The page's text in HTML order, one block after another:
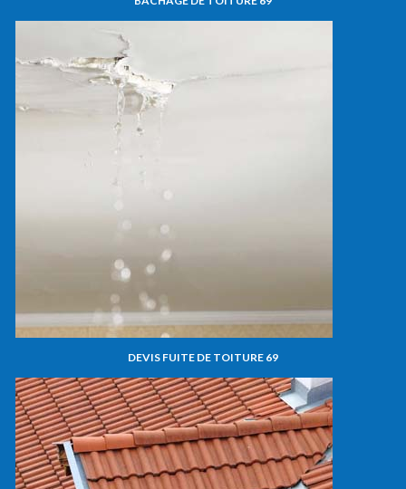
DEVIS FUITE DE TOITURE 69